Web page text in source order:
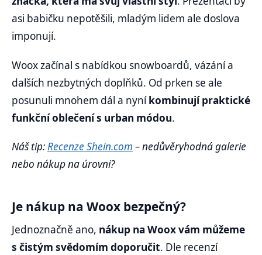
asi babičku nepotěšili, mladým lidem ale doslova
imponují.
Woox začínal s nabídkou snowboardů, vázání a
dalších nezbytných doplňků. Od prken se ale
posunuli mnohem dál a nyníkombinují praktické
funkční oblečení s urban módou.
Náš tip:Recenze Shein.com– nedůvěryhodná galerie
nebo nákup na úrovni?
Je nákup na Woox bezpečný?
Jednoznačně ano, nákup na Woox vám můžeme
s čistým svědomím doporučit. Dle recenzí